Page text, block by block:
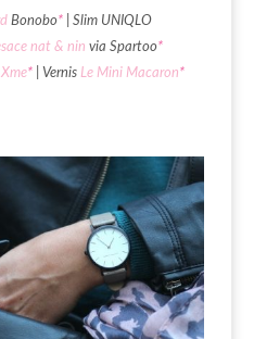
Bonobo* | Slim UNIQLO
nat & nin via Spartoo*
* | Vernis Le Mini Macaron*